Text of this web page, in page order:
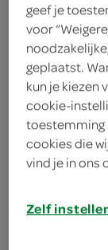
dagvers
Smaakvol
Gebakken
geef je
voor
geplaatst.
kun je kiezen
cookie-
toestemming
cookies die
vind je in ons
Zelf